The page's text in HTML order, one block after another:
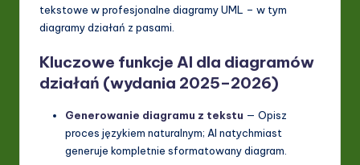
tekstowe w profesjonalne diagramy UML – w tym
diagramy działań z pasami.
Kluczowe funkcje AI dla diagramów
działań (wydania 2025–2026)
Generowanie diagramu z tekstu — Opisz
proces językiem naturalnym; AI natychmiast
generuje kompletnie sformatowany diagram.